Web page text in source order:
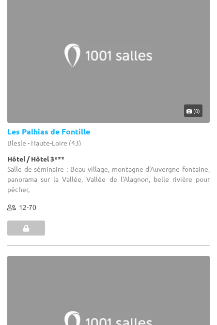
(0)
Les Palhias de Fontille
Blesle - Haute-Loire (43)
Hôtel / Hôtel 3***
Salle de séminaire : Beau village, montagne d'Auvergne fontaine,
panorama sur la Vallée, Vallée de l'Alagnon, belle rivière pour
pêcher,
12-70